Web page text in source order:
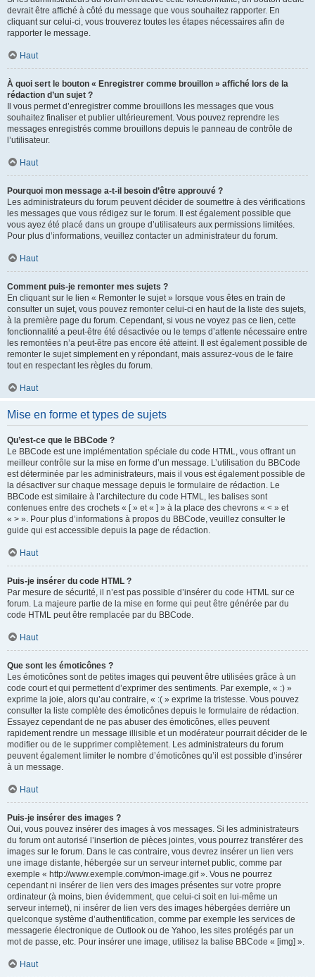
devrait être affiché à côté du message que vous souhaitez rapporter. En
cliquant sur celui-ci, vous trouverez toutes les étapes nécessaires afin de
rapporter le message.
Haut
À quoi sert le bouton « Enregistrer comme brouillon » affiché lors de la
rédaction d’un sujet ?
Il vous permet d’enregistrer comme brouillons les messages que vous
souhaitez finaliser et publier ultérieurement. Vous pouvez reprendre les
messages enregistrés comme brouillons depuis le panneau de contrôle de
l’utilisateur.
Haut
Pourquoi mon message a-t-il besoin d’être approuvé ?
Les administrateurs du forum peuvent décider de soumettre à des vérifications
les messages que vous rédigez sur le forum. Il est également possible que
vous ayez été placé dans un groupe d’utilisateurs aux permissions limitées.
Pour plus d’informations, veuillez contacter un administrateur du forum.
Haut
Comment puis-je remonter mes sujets ?
En cliquant sur le lien « Remonter le sujet » lorsque vous êtes en train de
consulter un sujet, vous pouvez remonter celui-ci en haut de la liste des sujets,
à la première page du forum. Cependant, si vous ne voyez pas ce lien, cette
fonctionnalité a peut-être été désactivée ou le temps d’attente nécessaire entre
les remontées n’a peut-être pas encore été atteint. Il est également possible de
remonter le sujet simplement en y répondant, mais assurez-vous de le faire
tout en respectant les règles du forum.
Haut
Mise en forme et types de sujets
Qu’est-ce que le BBCode ?
Le BBCode est une implémentation spéciale du code HTML, vous offrant un
meilleur contrôle sur la mise en forme d’un message. L’utilisation du BBCode
est déterminée par les administrateurs, mais il vous est également possible de
la désactiver sur chaque message depuis le formulaire de rédaction. Le
BBCode est similaire à l’architecture du code HTML, les balises sont
contenues entre des crochets « [ » et « ] » à la place des chevrons « < » et
« > ». Pour plus d’informations à propos du BBCode, veuillez consulter le
guide qui est accessible depuis la page de rédaction.
Haut
Puis-je insérer du code HTML ?
Par mesure de sécurité, il n’est pas possible d’insérer du code HTML sur ce
forum. La majeure partie de la mise en forme qui peut être générée par du
code HTML peut être remplacée par du BBCode.
Haut
Que sont les émoticônes ?
Les émoticônes sont de petites images qui peuvent être utilisées grâce à un
code court et qui permettent d’exprimer des sentiments. Par exemple, « :) »
exprime la joie, alors qu’au contraire, « :( » exprime la tristesse. Vous pouvez
consulter la liste complète des émoticônes depuis le formulaire de rédaction.
Essayez cependant de ne pas abuser des émoticônes, elles peuvent
rapidement rendre un message illisible et un modérateur pourrait décider de le
modifier ou de le supprimer complètement. Les administrateurs du forum
peuvent également limiter le nombre d’émoticônes qu’il est possible d’insérer
à un message.
Haut
Puis-je insérer des images ?
Oui, vous pouvez insérer des images à vos messages. Si les administrateurs
du forum ont autorisé l’insertion de pièces jointes, vous pourrez transférer des
images sur le forum. Dans le cas contraire, vous devrez insérer un lien vers
une image distante, hébergée sur un serveur internet public, comme par
exemple « http://www.exemple.com/mon-image.gif ». Vous ne pourrez
cependant ni insérer de lien vers des images présentes sur votre propre
ordinateur (à moins, bien évidemment, que celui-ci soit en lui-même un
serveur internet), ni insérer de lien vers des images hébergées derrière un
quelconque système d’authentification, comme par exemple les services de
messagerie électronique de Outlook ou de Yahoo, les sites protégés par un
mot de passe, etc. Pour insérer une image, utilisez la balise BBCode « [img] ».
Haut